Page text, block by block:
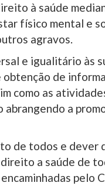
à saúde
físico mental e
agravos.
e igualitário às
de
como as
a
de todos e dever
a saúde de
pelo